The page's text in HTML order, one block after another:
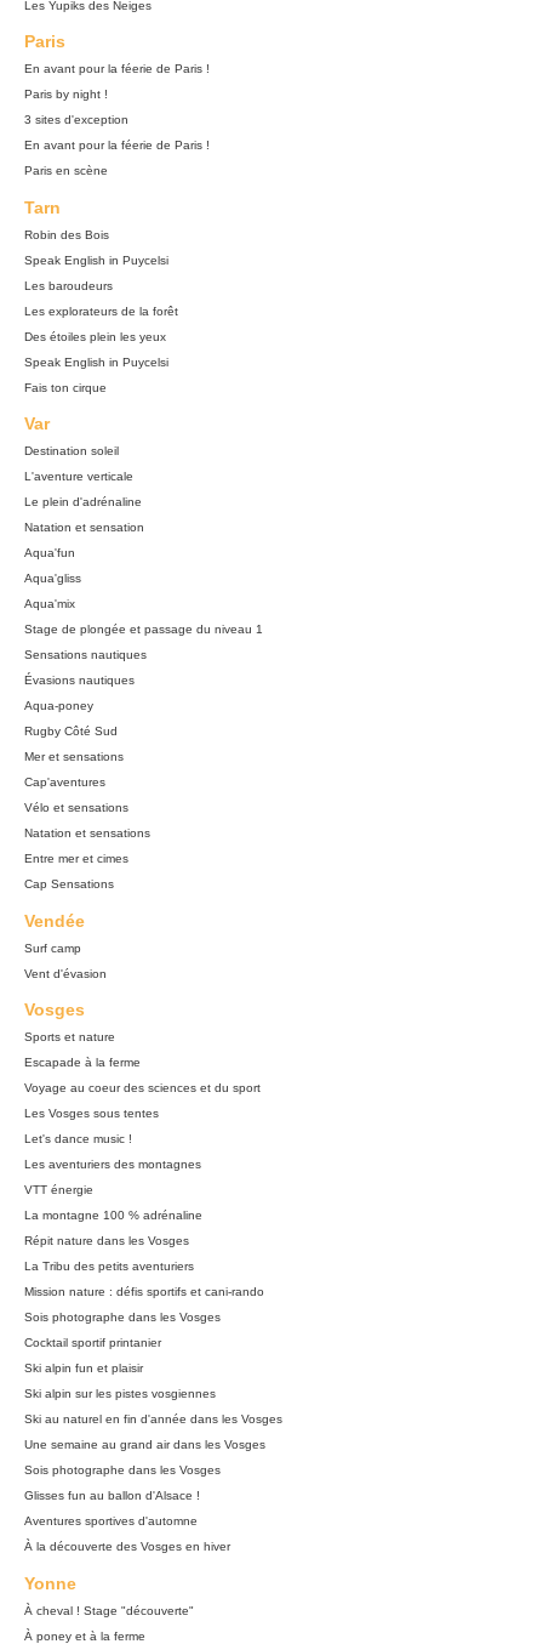
Les Yupiks des Neiges
Paris
En avant pour la féerie de Paris !
Paris by night !
3 sites d'exception
En avant pour la féerie de Paris !
Paris en scène
Tarn
Robin des Bois
Speak English in Puycelsi
Les baroudeurs
Les explorateurs de la forêt
Des étoiles plein les yeux
Speak English in Puycelsi
Fais ton cirque
Var
Destination soleil
L'aventure verticale
Le plein d'adrénaline
Natation et sensation
Aqua'fun
Aqua'gliss
Aqua'mix
Stage de plongée et passage du niveau 1
Sensations nautiques
Évasions nautiques
Aqua-poney
Rugby Côté Sud
Mer et sensations
Cap'aventures
Vélo et sensations
Natation et sensations
Entre mer et cimes
Cap Sensations
Vendée
Surf camp
Vent d'évasion
Vosges
Sports et nature
Escapade à la ferme
Voyage au coeur des sciences et du sport
Les Vosges sous tentes
Let's dance music !
Les aventuriers des montagnes
VTT énergie
La montagne 100 % adrénaline
Répit nature dans les Vosges
La Tribu des petits aventuriers
Mission nature : défis sportifs et cani-rando
Sois photographe dans les Vosges
Cocktail sportif printanier
Ski alpin fun et plaisir
Ski alpin sur les pistes vosgiennes
Ski au naturel en fin d'année dans les Vosges
Une semaine au grand air dans les Vosges
Sois photographe dans les Vosges
Glisses fun au ballon d'Alsace !
Aventures sportives d'automne
À la découverte des Vosges en hiver
Yonne
À cheval ! Stage "découverte"
À poney et à la ferme